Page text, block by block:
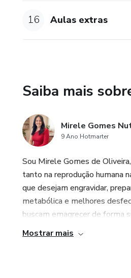
16 Aulas extras
Saiba mais
Mirele Gomes
9 Ano Hotmarter
Sou Mirele Gomes de
tanto na reprodução humana
que desejam engravidar,
metabólica e melhores
buscam emagrecer de forma
Mostrar mais